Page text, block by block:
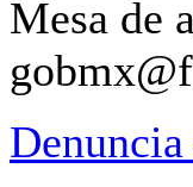
Mesa de